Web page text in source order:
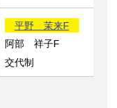
平野 茉来F
阿部 祥子F
交代制